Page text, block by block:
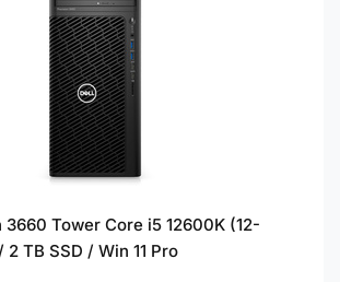
Tower Core i5 12600K (12-
2 TB SSD / Win 11 Pro